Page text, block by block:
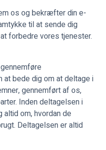
os og bekræfter din e-
til at sende dig
forbedre vores tjenester.
bede dig om at deltage i
gennemført af os,
Inden deltagelsen i
om, hvordan de
Deltagelsen er altid